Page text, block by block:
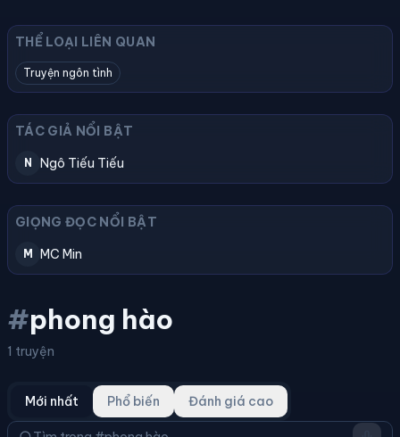
THỂ LOẠI LIÊN QUAN
Truyện ngôn tình
TÁC GIẢ NỔI BẬT
N Ngô Tiếu Tiếu
GIỌNG ĐỌC NỔI BẬT
M MC Min
#phong hào
1 truyện
Mới nhất Phổ biến Đánh giá cao